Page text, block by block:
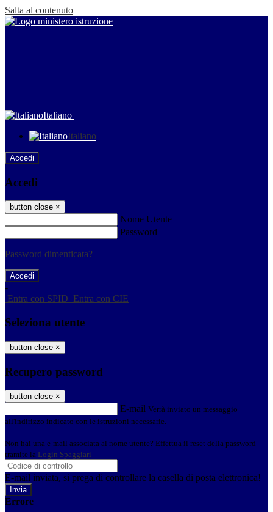
Salta al contenuto
Italiano
Italiano
Accedi
Accedi
button close ×
Nome Utente
Password
Password dimenticata?
-
Entra con SPID Entra con CIE
Seleziona utente
button close ×
Recupero password
button close ×
E-mail Verrà inviato un messaggio
all'indirizzo indicato con le istruzioni necessarie.
Non hai una e-mail associata al nome utente? Effettua il reset della password
tramite la Login Spaggiari
E-mail inviata, si prega di controllare la casella di posta elettronica!
Errore